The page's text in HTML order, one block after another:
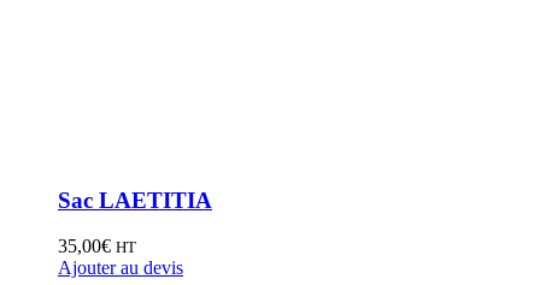
Sac LAETITIA
35,00€ HT
Ajouter au devis